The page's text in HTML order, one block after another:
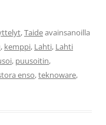
,Taideavainsanoilla
, kemppi, Lahti, Lahti
, puusoitin,
enso,teknoware,